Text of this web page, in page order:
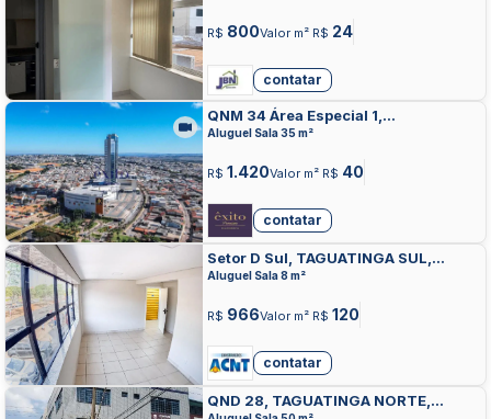
R$ 800Valor m² R$ 24
contatar
QNM 34 Área Especial 1,
TAGUATINGA NORTE, TAGUATINGA
Aluguel Sala 35 m²
R$ 1.420Valor m² R$ 40
contatar
Setor D Sul, TAGUATINGA SUL,
TAGUATINGA
Aluguel Sala 8 m²
R$ 966Valor m² R$ 120
contatar
QND 28, TAGUATINGA NORTE,